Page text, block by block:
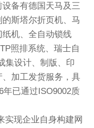
备有德国天马及三
斯塔尔折页机、马
机、全自动锁线
照排系统、瑞士自
集设计、制版、印
加工发货服务，具
已通过ISO9002质
实现企业自身构建网